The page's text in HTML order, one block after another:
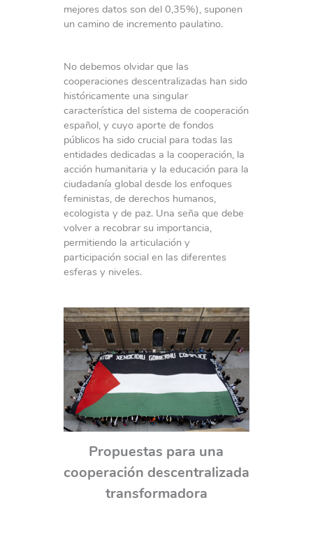
mejores datos son del 0,35%), suponen
un camino de incremento paulatino.
No debemos olvidar que las
cooperaciones descentralizadas han sido
históricamente una singular
característica del sistema de cooperación
español, y cuyo aporte de fondos
públicos ha sido crucial para todas las
entidades dedicadas a la cooperación, la
acción humanitaria y la educación para la
ciudadanía global desde los enfoques
feministas, de derechos humanos,
ecologista y de paz. Una seña que debe
volver a recobrar su importancia,
permitiendo la articulación y
participación social en las diferentes
esferas y niveles.
Propuestas para una
cooperación descentralizada
transformadora